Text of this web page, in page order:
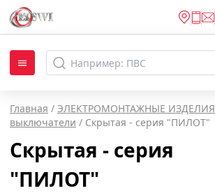
Главная / ЭЛЕКТРОМОНТАЖНЫЕ ИЗДЕЛИЯ
выключатели / Скрытая - серия "ПИЛОТ"
Скрытая - серия
"ПИЛОТ"